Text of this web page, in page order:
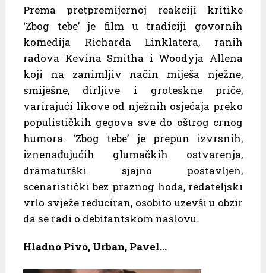
Prema pretpremijernoj reakciji kritike
‘Zbog tebe’ je film u tradiciji govornih
komedija Richarda Linklatera, ranih
radova Kevina Smitha i Woodyja Allena
koji na zanimljiv način miješa nježne,
smiješne, dirljive i groteskne priče,
varirajući likove od nježnih osjećaja preko
populističkih gegova sve do oštrog crnog
humora. ‘Zbog tebe’ je prepun izvrsnih,
iznenađujućih glumačkih ostvarenja,
dramaturški sjajno postavljen,
scenaristički bez praznog hoda, redateljski
vrlo svježe reduciran, osobito uzevši u obzir
da se radi o debitantskom naslovu.
Hladno Pivo, Urban, Pavel…